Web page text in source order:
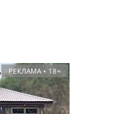
РЕКЛАМА • 18+